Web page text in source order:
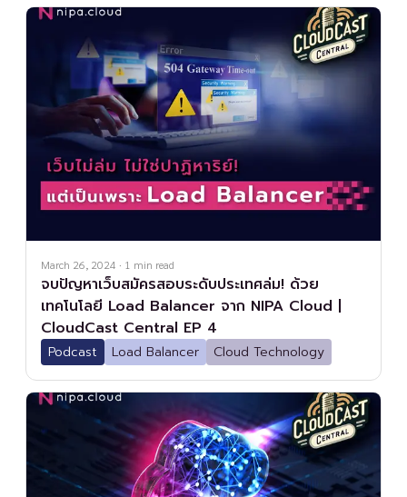
March 26, 2024 · 1 min read
จบปัญหาเว็บสมัครสอบระดับประเทศล่ม! ด้วย
เทคโนโลยี Load Balancer จาก NIPA Cloud |
CloudCast Central EP 4
Podcast Load Balancer Cloud Technology